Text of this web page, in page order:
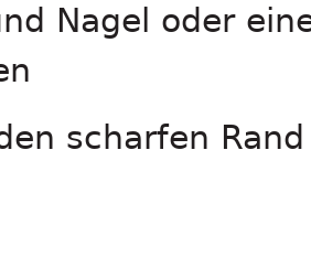
Nagel oder
scharfen